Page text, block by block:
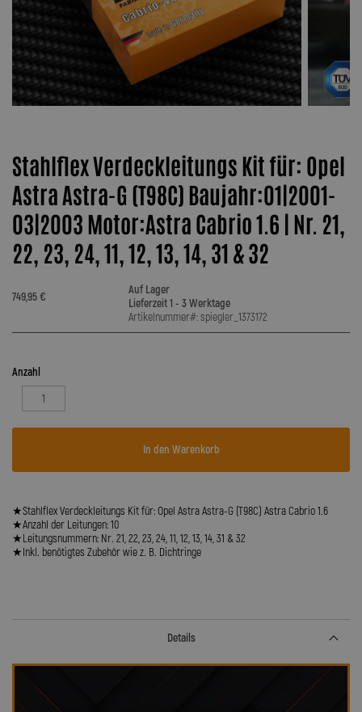
Stahlflex Verdeckleitungs Kit für: Opel
Astra Astra-G (T98C) Baujahr:01|2001-
03|2003 Motor:Astra Cabrio 1.6 | Nr. 21,
22, 23, 24, 11, 12, 13, 14, 31 & 32
749,95 €
Auf Lager
Lieferzeit 1 - 3 Werktage
Artikelnummer#: spiegler_1373172
Anzahl
In den Warenkorb
★Stahlflex Verdeckleitungs Kit für: Opel Astra Astra-G (T98C) Astra Cabrio 1.6
★Anzahl der Leitungen: 10
★Leitungsnummern: Nr. 21, 22, 23, 24, 11, 12, 13, 14, 31 & 32
★Inkl. benötigtes Zubehör wie z. B. Dichtringe
Details